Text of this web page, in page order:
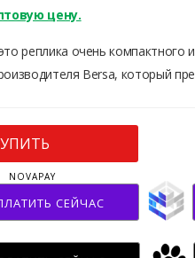
цену.
реплика очень компактного
Bersa, который
СЕЙЧАС
NOVAPAY